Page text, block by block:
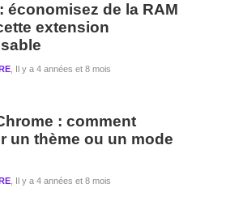
économisez de la RAM
extension
Il y a 4 années et 8 mois
: comment
un thème ou un mode
Il y a 4 années et 8 mois